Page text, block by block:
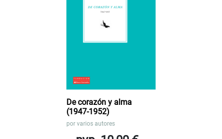
De corazón y alma
(1947-1952)
por varios autores